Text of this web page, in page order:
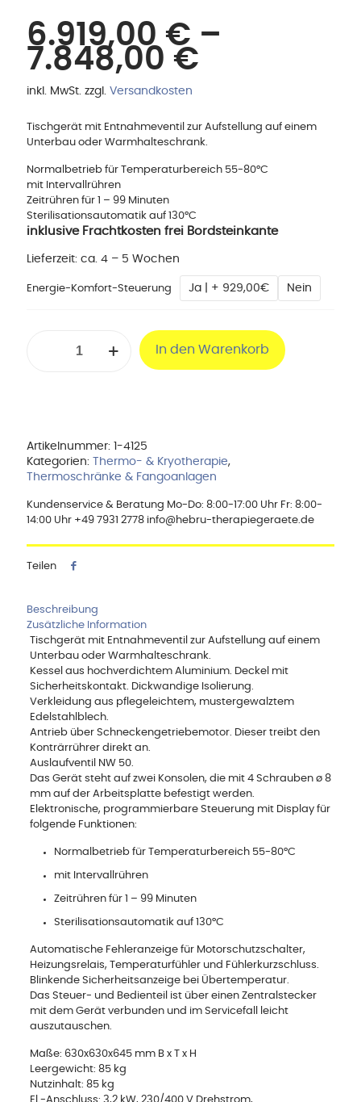
6.919,00 € –
7.848,00 €
inkl. MwSt. zzgl. Versandkosten
Tischgerät mit Entnahmeventil zur Aufstellung auf einem
Unterbau oder Warmhalteschrank.
Normalbetrieb für Temperaturbereich 55-80°C
mit Intervallrühren
Zeitrühren für 1 – 99 Minuten
Sterilisationsautomatik auf 130°C
inklusive Frachtkosten frei Bordsteinkante
Lieferzeit: ca. 4 – 5 Wochen
Energie-Komfort-Steuerung Ja | + 929,00€ Nein
In den Warenkorb
Artikelnummer: 1-4125
Kategorien:
Thermo- & Kryotherapie,
Thermoschränke & Fangoanlagen
Kundenservice & Beratung Mo-Do: 8:00-17:00 Uhr Fr: 8:00-
14:00 Uhr +49 7931 2778 info@hebru-therapiegeraete.de
Teilen
Beschreibung
Zusätzliche Information
Tischgerät mit Entnahmeventil zur Aufstellung auf einem
Unterbau oder Warmhalteschrank.
Kessel aus hochverdichtem Aluminium. Deckel mit
Sicherheitskontakt. Dickwandige Isolierung.
Verkleidung aus pflegeleichtem, mustergewalztem
Edelstahlblech.
Antrieb über Schneckengetriebemotor. Dieser treibt den
Konträrrührer direkt an.
Auslaufventil NW 50.
Das Gerät steht auf zwei Konsolen, die mit 4 Schrauben ø 8
mm auf der Arbeitsplatte befestigt werden.
Elektronische, programmierbare Steuerung mit Display für
folgende Funktionen:
Normalbetrieb für Temperaturbereich 55-80°C
mit Intervallrühren
Zeitrühren für 1 – 99 Minuten
Sterilisationsautomatik auf 130°C
Automatische Fehleranzeige für Motorschutzschalter,
Heizungsrelais, Temperaturfühler und Fühlerkurzschluss.
Blinkende Sicherheitsanzeige bei Übertemperatur.
Das Steuer- und Bedienteil ist über einen Zentralstecker
mit dem Gerät verbunden und im Servicefall leicht
auszutauschen.
Maße: 630x630x645 mm B x T x H
Leergewicht: 85 kg
Nutzinhalt: 85 kg